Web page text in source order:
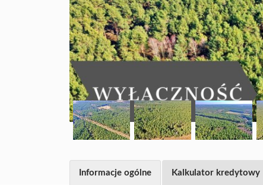
Informacje ogólne Kalkulator kredytowy